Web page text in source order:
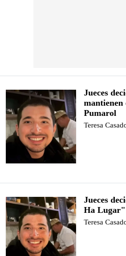
Jueces
Pumarol
Teresa
Jueces
Ha Lugar"
Teresa